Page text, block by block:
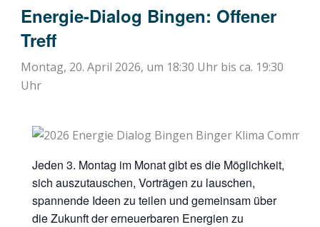
Energie-Dialog Bingen: Offener
Treff
Montag, 20. April 2026, um 18:30 Uhrbis ca. 19:30
Uhr
Jeden 3. Montag im Monat gibt es die Möglichkeit,
sich auszutauschen, Vorträgen zu lauschen,
spannende Ideen zu teilen und gemeinsam über
die Zukunft der erneuerbaren Energien zu